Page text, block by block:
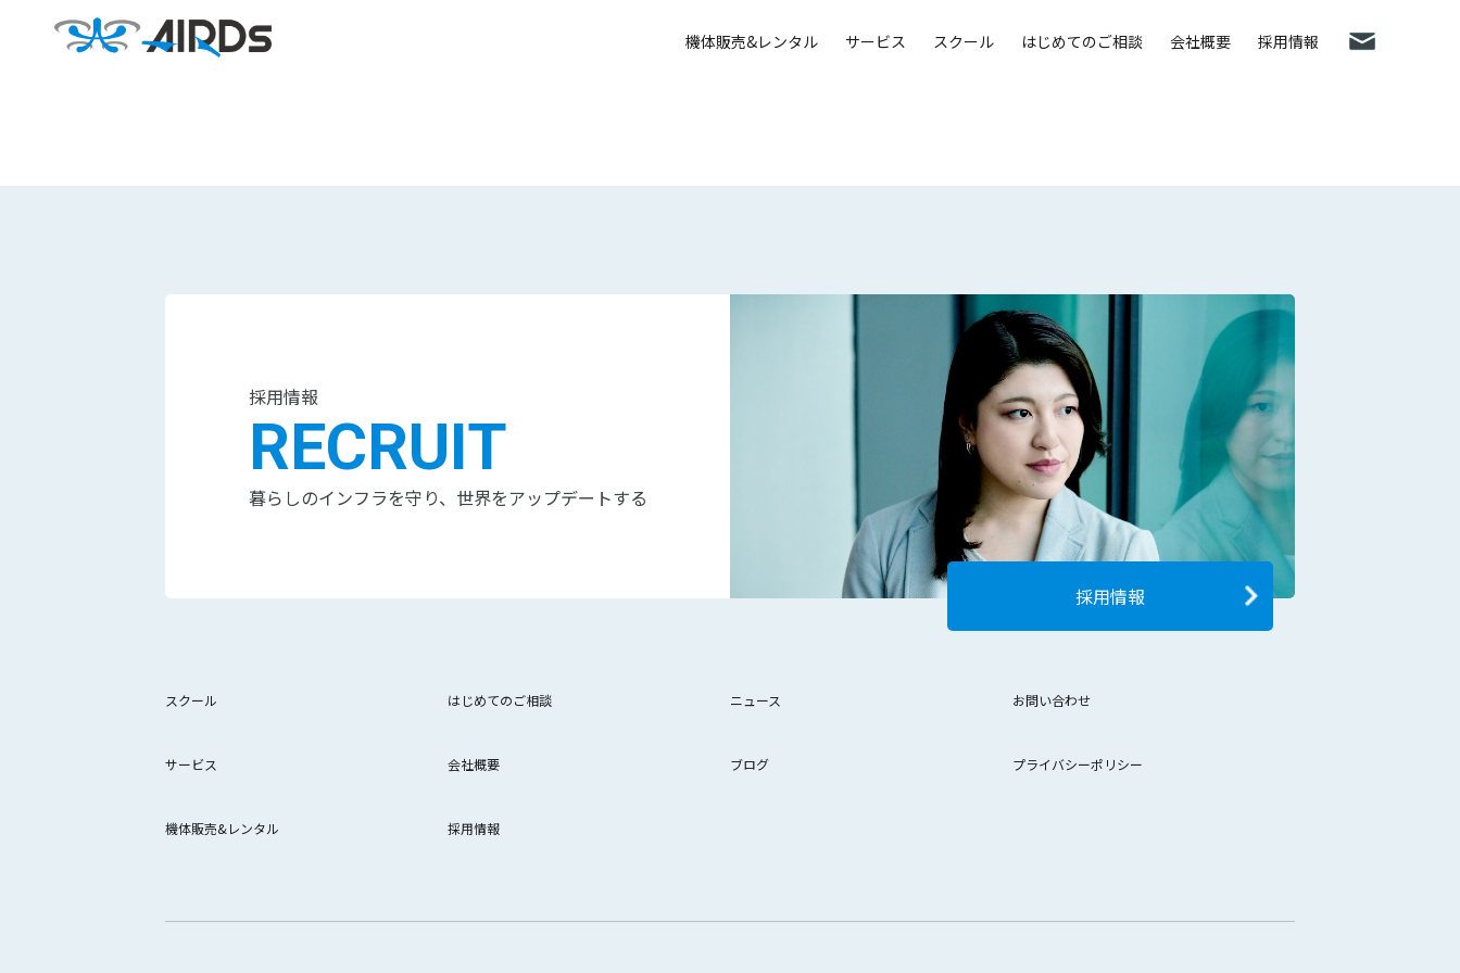
機体販売&レンタル サービス スクール はじめてのご相談 会社概要 採用情報
採用情報
RECRUIT
暮らしのインフラを守り、世界をアップデートする
採用情報
スクール はじめてのご相談 ニュース お問い合わせ
サービス 会社概要 ブログ プライバシーポリシー
機体販売&レンタル 採用情報